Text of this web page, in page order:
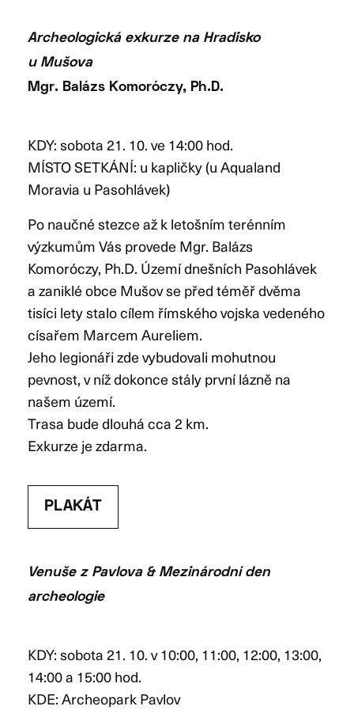
Archeologická exkurze na Hradisko
u Mušova
Mgr. Balázs Komoróczy, Ph.D.
KDY: sobota 21. 10. ve 14:00 hod.
MÍSTO SETKÁNÍ: u kapličky (u Aqualand
Moravia u Pasohlávek)
Po naučné stezce až k letošním terénním
výzkumům Vás provede Mgr. Balázs
Komoróczy, Ph.D. Území dnešních Pasohlávek
a zaniklé obce Mušov se před téměř dvěma
tisíci lety stalo cílem římského vojska vedeného
císařem Marcem Aureliem.
Jeho legionáři zde vybudovali mohutnou
pevnost, v níž dokonce stály první lázně na
našem území.
Trasa bude dlouhá cca 2 km.
Exkurze je zdarma.
PLAKÁT
Venuše z Pavlova & Mezinárodní den
archeologie
KDY: sobota 21. 10. v 10:00, 11:00, 12:00, 13:00,
14:00 a 15:00 hod.
KDE: Archeopark Pavlov